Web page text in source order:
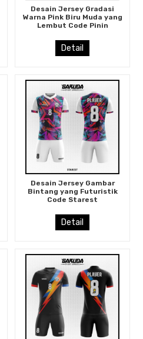
Desain Jersey Gradasi
Warna Pink Biru Muda yang
Lembut Code Pinin
Detail
Desain Jersey Gambar
Bintang yang Futuristik
Code Starest
Detail